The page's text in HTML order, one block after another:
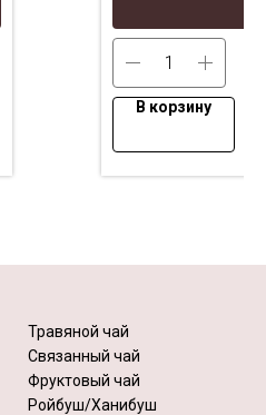
В корзину
Травяной чай
Связанный чай
Фруктовый чай
Ройбуш/Ханибуш